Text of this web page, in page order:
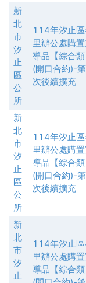
新
北
市
汐
止
區
公
所
114年汐止區
里辦公處購
導品【綜合類
(開口合約)-
次後續擴充
新
北
市
汐
止
區
公
所
114年汐止區
里辦公處購
導品【綜合類
(開口合約)-
次後續擴充
新
北
市
汐
止
114年汐止區
里辦公處購
導品【綜合類